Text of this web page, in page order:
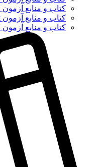
کتاب و منابع آزمون MCCQE کانادا
کتاب و منابع آزمون Medizinertest آلمان
کتاب و منابع آزمون AMC استرالیا